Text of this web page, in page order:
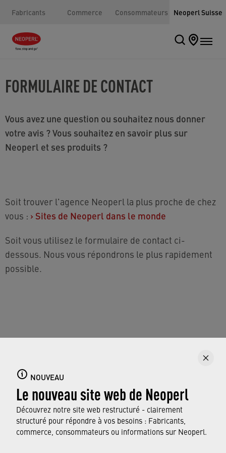
Fabricants Commerce Consommateurs Neoperl Suisse
NOUVEAU
Le nouveau site web de Neoperl
Découvrez notre site web restructuré - clairement
structuré pour répondre à vos besoins : Fabricants,
commerce, consommateurs ou informations sur Neoperl.
FORMULAIRE DE CONTACT
Vous avez une question ou souhaitez nous donner
votre avis ? Vous souhaitez en savoir plus sur
Neoperl et ses produits ?
Soit trouver l'agence Neoperl la plus proche de chez
vous : › Sites de Neoperl dans le monde
Soit vous utilisez le formulaire de contact ci-
dessous. Nous vous répondrons le plus rapidement
possible.
Vous n'avez pas donné votre consentement à Google
Recaptcha. Pour pouvoir envoyer le formulaire, vous
devez activer Google Recaptcha dans Paramètres du
gestionnaire de consentement.
CONSENTMANAGER